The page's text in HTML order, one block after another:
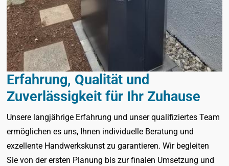
Erfahrung, Qualität und
Zuverlässigkeit für Ihr Zuhause
Unsere langjährige Erfahrung und unser qualifiziertes Team
ermöglichen es uns, Ihnen individuelle Beratung und
exzellente Handwerkskunst zu garantieren. Wir begleiten
Sie von der ersten Planung bis zur finalen Umsetzung und